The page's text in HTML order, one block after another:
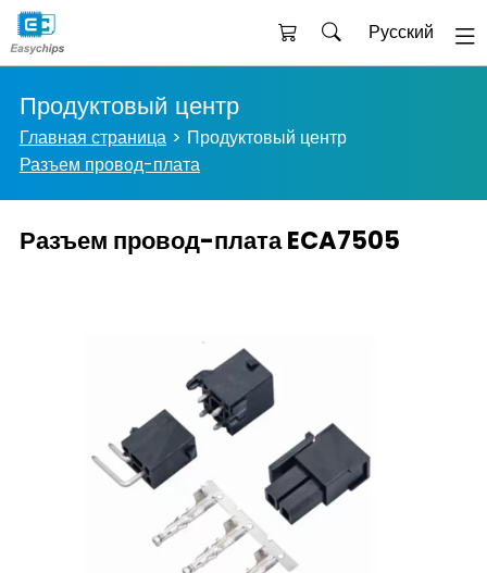
Русский
Продуктовый центр
Главная страница
Продуктовый центр
Разъем провод-плата
Разъем провод-плата ECA7505